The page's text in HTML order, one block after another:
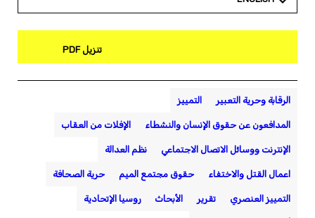
تنزيل PDF
الرقابة وحرية التعبير التمييز
المدافعون عن حقوق الإنسان والنشطاء الإفلات من العقاب
الإنترنت ووسائل الاتصال الاجتماعي نظم العدالة
اعمال القتل والاختفاء حقوق مجتمع الميم حرية الصحافة
التمييز العنصري تقرير الأبحاث روسيا الإتحادية